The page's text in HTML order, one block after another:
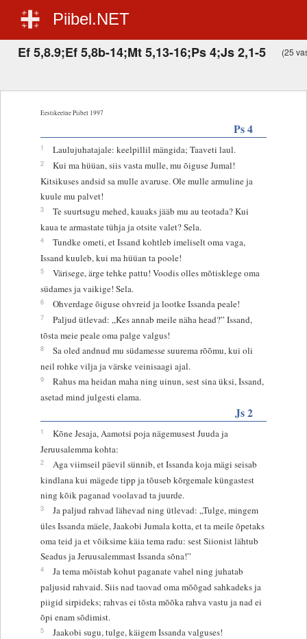
Piibel.NET
Ef 5,8.9;Ef 5,8b-14;Mt 5,13-16;Ps 4;Js 2,1-5 (25
Eestikeelne Piibel 1997
Ps 4
1 Laulujuhatajale: keelpillil mängida; Taaveti laul.
2
Kui ma hüüan, siis vasta mulle, mu õiguse Jumal!
Kitsikuses andsid sa mulle avaruse. Ole mulle armuline ja
kuule mu palvet!
3
Te suurtsugu mehed, kauaks jääb mu au teotada? Kui
kaua te armastate tühja ja otsite valet? Sela.
4
Tundke ometi, et Issand kohtleb imeliselt oma vaga,
Issand kuuleb, kui ma hüüan ta poole!
5
Värisege, ärge tehke pattu! Voodis olles mõtisklege oma
südames ja vaikige! Sela.
6 Ohverdage õiguse ohvreid ja lootke Issanda peale!
7
Paljud ütlevad: „Kes annab meile näha head?” Issand,
tõsta meie peale oma palge valgus!
8
Sa oled andnud mu südamesse suurema rõõmu, kui oli
neil rohke vilja ja värske veinisaagi ajal.
9
Rahus ma heidan maha ning uinun, sest sina üksi, Issand,
asetad mind julgesti elama.
Js 2
1
Kõne Jesaja, Aamotsi poja nägemusest Juuda ja
Jeruusalemma kohta:
2
Aga viimseil päevil sünnib, et Issanda koja mägi seisab
kindlana kui mägede tipp ja tõuseb kõrgemale küngastest
ning kõik paganad voolavad ta juurde.
3
Ja paljud rahvad lähevad ning ütlevad: „Tulge, mingem
üles Issanda mäele, Jaakobi Jumala kotta, et ta meile õpetaks
oma teid ja et võiksime käia tema radu: sest Siionist lähtub
Seadus ja Jeruusalemmast Issanda sõna!”
4
Ja tema mõistab kohut paganate vahel ning juhatab
paljusid rahvaid. Siis nad taovad oma mõõgad sahkadeks ja
piigid sirpideks; rahvas ei tõsta mõõka rahva vastu ja nad ei
õpi enam sõdimist.
5 Jaakobi sugu, tulge, käigem Issanda valguses!